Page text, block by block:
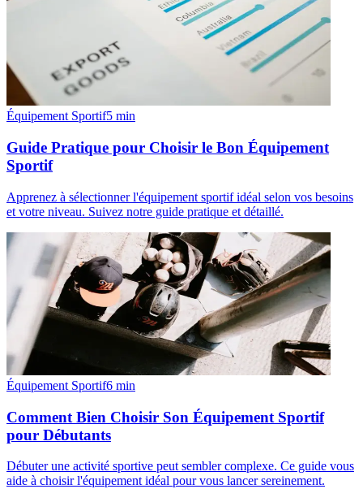
Équipement Sportif5 min
Guide Pratique pour Choisir le Bon Équipement
Sportif
Apprenez à sélectionner l'équipement sportif idéal selon vos besoins
et votre niveau. Suivez notre guide pratique et détaillé.
Équipement Sportif6 min
Comment Bien Choisir Son Équipement Sportif
pour Débutants
Débuter une activité sportive peut sembler complexe. Ce guide vous
aide à choisir l'équipement idéal pour vous lancer sereinement.